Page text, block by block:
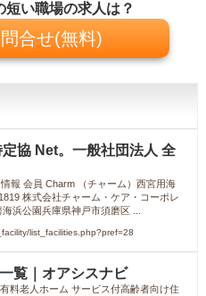
短い職場の求人は？
合せ(無料)
協 Net。一般社団法人 全
報 会員 Charm （チャーム）西宮用海
株式会社チャーム・ケア・コーポレ
浜公園兵庫県神戸市須磨区 ...
list_facilities.php?pref=28
覧｜オアシスナビ
料老人ホーム サービス付高齢者向け住